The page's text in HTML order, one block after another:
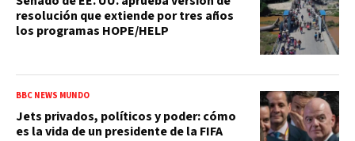
resolución que extiende por tres años
los programas HOPE/HELP
BBC NEWS MUNDO
Jets privados, políticos y poder: cómo
es la vida de un presidente de la FIFA